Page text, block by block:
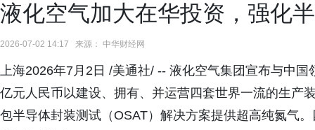
液化空气加大在华投资，强化
2026-07-02 14:17 来源： 中华财经网
上海2026年7月2日 /美通社/ -- 液化空气集团宣布与中
亿元人民币以建设、拥有、并运营四套世界一流的生产
包半导体封装测试（OSAT）解决方案提供超高纯氮气